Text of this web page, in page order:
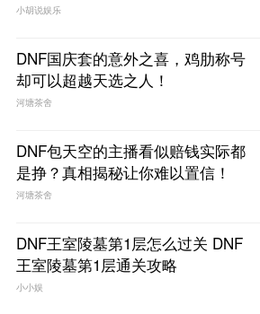
小胡说娱乐
DNF国庆套的意外之喜，鸡肋称号
却可以超越天选之人！
河塘茶舍
DNF包天空的主播看似赔钱实际都
是挣？真相揭秘让你难以置信！
河塘茶舍
DNF王室陵墓第1层怎么过关 DNF
王室陵墓第1层通关攻略
小小娱